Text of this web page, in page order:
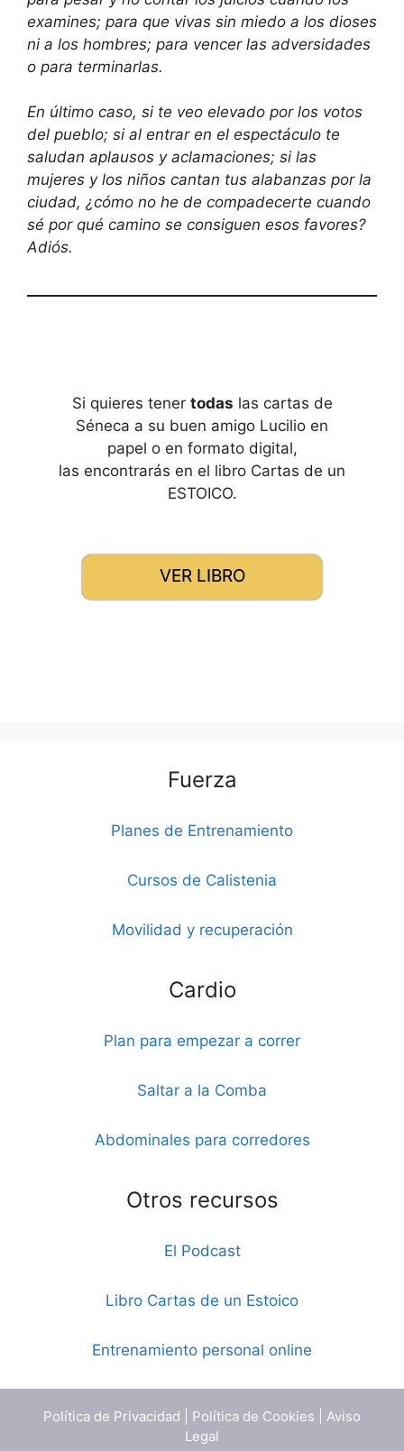
examines; para que vivas sin miedo a los dioses
ni a los hombres; para vencer las adversidades
o para terminarlas.
En último caso, si te veo elevado por los votos
del pueblo; si al entrar en el espectáculo te
saludan aplausos y aclamaciones; si las
mujeres y los niños cantan tus alabanzas por la
ciudad, ¿cómo no he de compadecerte cuando
sé por qué camino se consiguen esos favores?
Adiós.
Si quieres tener todas las cartas de
Séneca a su buen amigo Lucilio en
papel o en formato digital,
las encontrarás en el libro Cartas de un
ESTOICO.
VER LIBRO
Fuerza
Planes de Entrenamiento
Cursos de Calistenia
Movilidad y recuperación
Cardio
Plan para empezar a correr
Saltar a la Comba
Abdominales para corredores
Otros recursos
El Podcast
Libro Cartas de un Estoico
Entrenamiento personal online
Política de Privacidad Política de Cookies
Aviso
Legal